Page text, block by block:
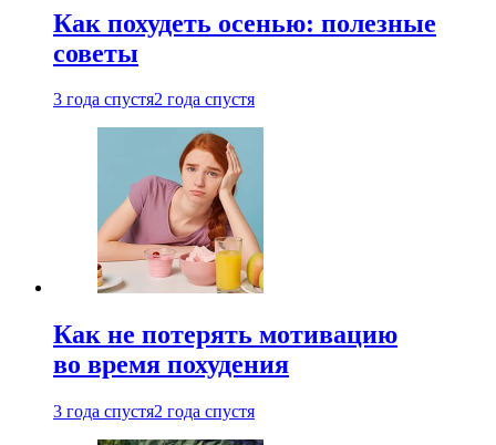
Как похудеть осенью: полезные
советы
3 года спустя2 года спустя
Как не потерять мотивацию
во время похудения
3 года спустя2 года спустя